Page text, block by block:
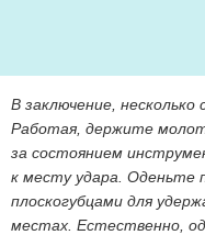
В заключение, несколько
Работая, держите
за состоянием
к месту удара. Оденьте
плоскогубцами для
местах. Естественно,